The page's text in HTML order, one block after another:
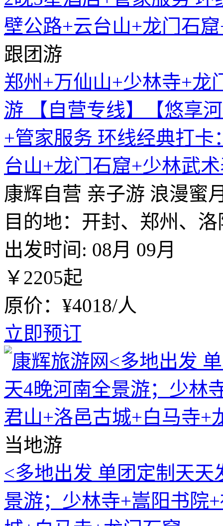
跟团游
郑州+万仙山+少林寺+龙
游 【自营专线】【悠享
+管家服务 环线经典打
台山+龙门石窟+少林武
康辉自营 亲子游 浪漫蜜
目的地：开封、郑州、洛
出发时间: 08月 09月
￥2205起
原价：¥4018/人
立即预订
当地游
<多地出发 单团定制天
景游；少林寺+嵩阳书院